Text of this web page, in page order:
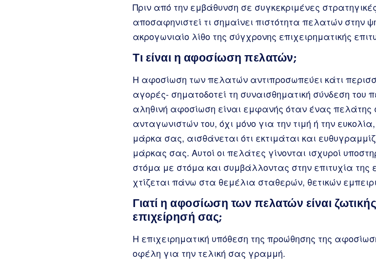
Πριν από την εμβάθυνση σε συγκεκριμένες
αποσαφηνιστεί τι σημαίνει πιστότητα πελατών στην
ακρογωνιαίο λίθο της σύγχρονης επιχειρηματικής
Τι είναι η αφοσίωση πελατών;
Η αφοσίωση των πελατών αντιπροσωπεύει κάτι
αγορές- σηματοδοτεί τη συναισθηματική σύνδεση
αληθινή αφοσίωση είναι εμφανής όταν ένας πελάτης
ανταγωνιστών του, όχι μόνο για την τιμή ή την
μάρκα σας, αισθάνεται ότι εκτιμάται και
μάρκας σας. Αυτοί οι πελάτες γίνονται ισχυροί
στόμα με στόμα και συμβάλλοντας στην επιτυχία της
χτίζεται πάνω στα θεμέλια σταθερών, θετικών
Γιατί η αφοσίωση των πελατών είναι
επιχείρησή σας;
Η επιχειρηματική υπόθεση της προώθησης της
οφέλη για την τελική σας γραμμή.